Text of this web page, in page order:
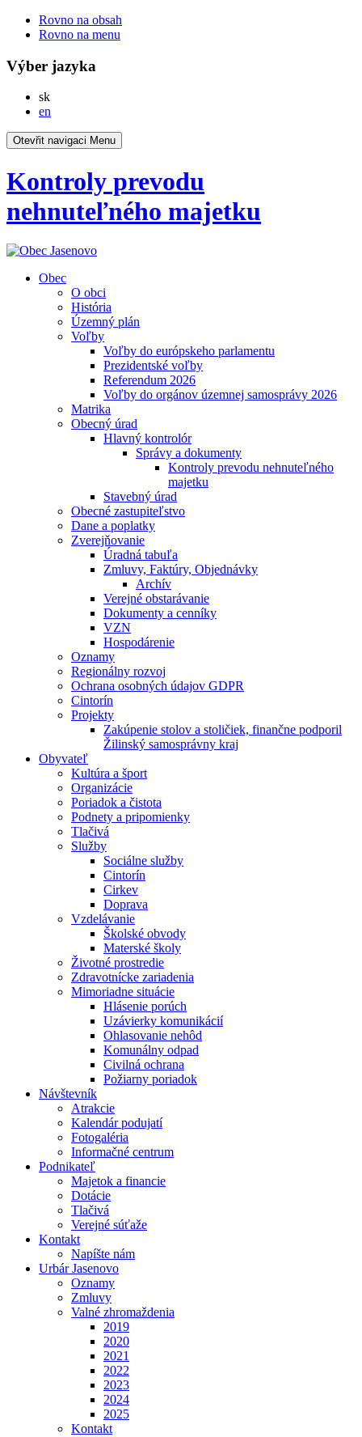
Rovno na obsah
Rovno na menu
Výber jazyka
skSlovensky
en
Otevřit navigaci Menu
Kontroly prevodu
nehnuteľného majetku
Obec
O obci
História
Územný plán
Voľby
Voľby do európskeho parlamentu
Prezidentské voľby
Referendum 2026
Voľby do orgánov územnej samosprávy 2026
Matrika
Obecný úrad
Hlavný kontrolór
Správy a dokumenty
Kontroly prevodu nehnuteľného
majetku
Stavebný úrad
Obecné zastupiteľstvo
Dane a poplatky
Zverejňovanie
Úradná tabuľa
Zmluvy, Faktúry, Objednávky
Archív
Verejné obstarávanie
Dokumenty a cenníky
VZN
Hospodárenie
Oznamy
Regionálny rozvoj
Ochrana osobných údajov GDPR
Cintorín
Projekty
Zakúpenie stolov a stoličiek, finančne podporil
Žilinský samosprávny kraj
Obyvateľ
Kultúra a šport
Organizácie
Poriadok a čistota
Podnety a pripomienky
Tlačivá
Služby
Sociálne služby
Cintorín
Cirkev
Doprava
Vzdelávanie
Školské obvody
Materské školy
Životné prostredie
Zdravotnícke zariadenia
Mimoriadne situácie
Hlásenie porúch
Uzávierky komunikácií
Ohlasovanie nehôd
Komunálny odpad
Civilná ochrana
Požiarny poriadok
Návštevník
Atrakcie
Kalendár podujatí
Fotogaléria
Informačné centrum
Podnikateľ
Majetok a financie
Dotácie
Tlačivá
Verejné súťaže
Kontakt
Napíšte nám
Urbár Jasenovo
Oznamy
Zmluvy
Valné zhromaždenia
2019
2020
2021
2022
2023
2024
2025
Kontakt